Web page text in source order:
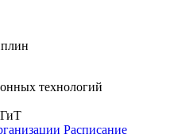
технологий
Расписание